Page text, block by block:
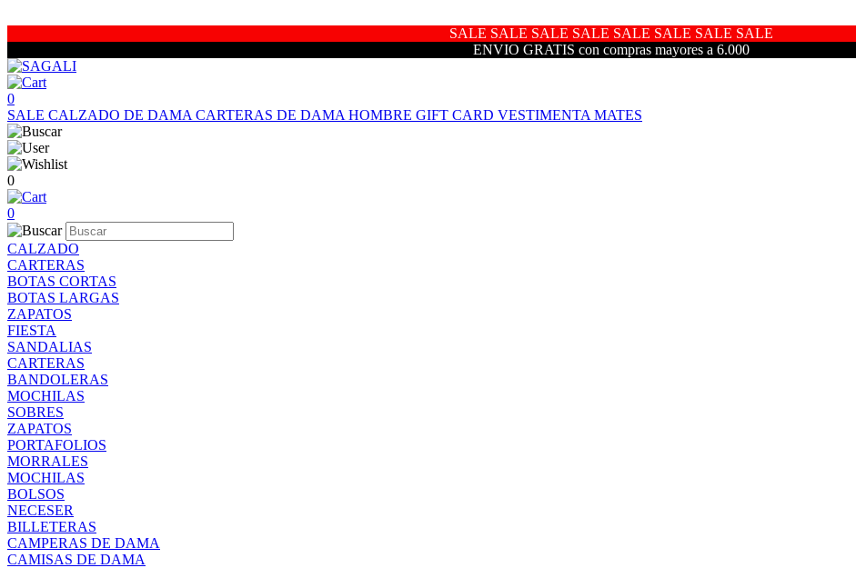
SALE SALE SALE SALE SALE SALE SALE SALE
ENVIO GRATIS con compras mayores a 6.000
0
SALE CALZADO DE DAMA CARTERAS DE DAMA HOMBRE GIFT CARD VESTIMENTA MATES
0
0
CALZADO
CARTERAS
BOTAS CORTAS
BOTAS LARGAS
ZAPATOS
FIESTA
SANDALIAS
CARTERAS
BANDOLERAS
MOCHILAS
SOBRES
ZAPATOS
PORTAFOLIOS
MORRALES
MOCHILAS
BOLSOS
NECESER
BILLETERAS
CAMPERAS DE DAMA
CAMISAS DE DAMA